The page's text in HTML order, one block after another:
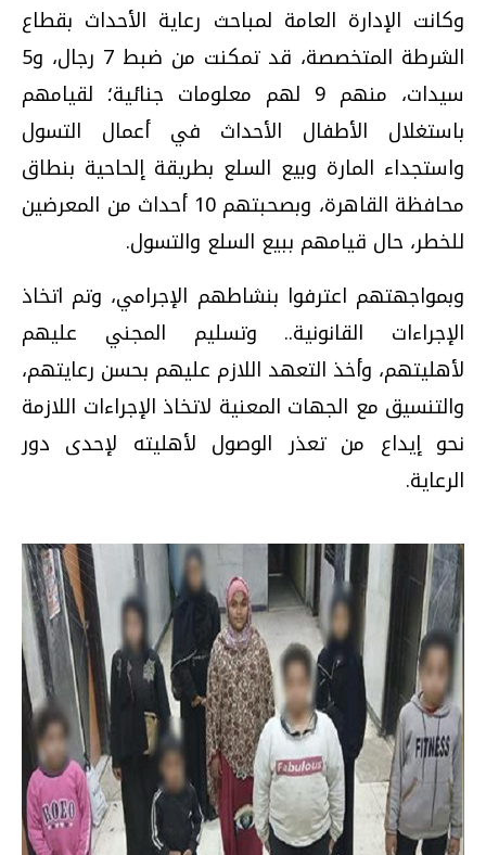
وكانت الإدارة العامة لمباحث رعاية الأحداث بقطاع
الشرطة المتخصصة، قد تمكنت من ضبط 7 رجال، و5
سيدات، منهم 9 لهم معلومات جنائية؛ لقيامهم
باستغلال الأطفال الأحداث في أعمال التسول
واستجداء المارة وبيع السلع بطريقة إلحاحية بنطاق
محافظة القاهرة، وبصحبتهم 10 أحداث من المعرضين
للخطر، حال قيامهم ببيع السلع والتسول.
وبمواجهتهم اعترفوا بنشاطهم الإجرامي، وتم اتخاذ
الإجراءات القانونية.. وتسليم المجني عليهم
لأهليتهم، وأخذ التعهد اللازم عليهم بحسن رعايتهم،
والتنسيق مع الجهات المعنية لاتخاذ الإجراءات اللازمة
نحو إيداع من تعذر الوصول لأهليته لإحدى دور
الرعاية.